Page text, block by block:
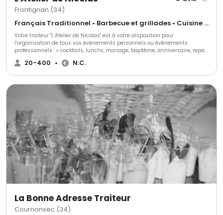
Frontignan (34)
Français Traditionnel • Barbecue et grillades • Cuisine régionale
Votre traiteur "L’Atelier de Nicolas" est à votre disposition pour
l’organisation de tous vos évènements personnels ou événements
professionnels : « cocktails, lunchs, mariage, baptême, anniversaire, repas
d’affaire, séminaire, inauguration ... » Tout l’art du savoir-faire d'un traiteur,
avec un service professionnel, chaleureux. Nous sommes attentifs de vos
en respectant votre budget. Nous nous déplaçons sur Frontignan, Sète,
Montpellier, Béziers, Nîmes, Narbonne, ... Nous proposons également
livraison de plateaux repas en entreprise sur Frontignan, Sète et aux
alentours ou sur le lieu de travail le midi. Découvrez nos plateaux repas
traiteur.
20-400 • N.C.
La Bonne Adresse Traiteur
Cournonsec (34)